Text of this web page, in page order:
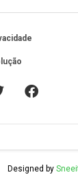
Designed by